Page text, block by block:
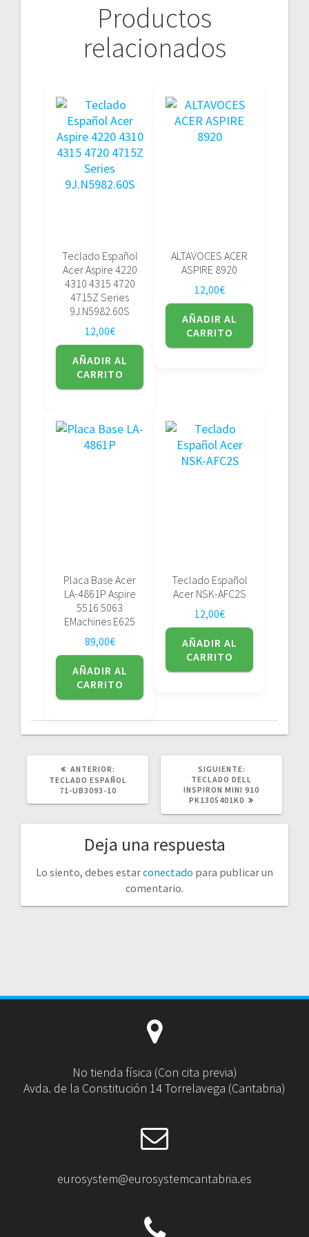
Productos
relacionados
Teclado Español
Acer Aspire 4220
4310 4315 4720
4715Z Series
9J.N5982.60S
12,00€
AÑADIR AL
CARRITO
ALTAVOCES ACER
ASPIRE 8920
12,00€
AÑADIR AL
CARRITO
Placa Base Acer
LA-4861P Aspire
5516 5063
EMachines E625
89,00€
AÑADIR AL
CARRITO
Teclado Español
Acer NSK-AFC2S
12,00€
AÑADIR AL
CARRITO
ANTERIOR:
ANTERIOR:
TECLADO ESPAÑOL
71-UB3093-10
SIGUIENTE:
POST:
TECLADO DELL
INSPIRON MINI 910
PK1305401K0
Deja una respuesta
Lo siento, debes estarconectado para publicar un
comentario.
No tienda física (Con cita previa)
Avda. de la Constitución 14 Torrelavega (Cantabria)
eurosystem@eurosystemcantabria.es